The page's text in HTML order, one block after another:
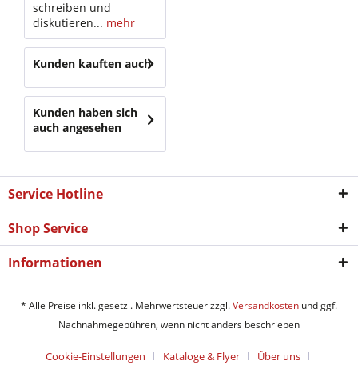
schreiben und
diskutieren... mehr
Kunden kauften auch
Kunden haben sich
auch angesehen
Service Hotline
Shop Service
Informationen
* Alle Preise inkl. gesetzl. Mehrwertsteuer zzgl.Versandkosten und ggf.
Nachnahmegebühren, wenn nicht anders beschrieben
Cookie-Einstellungen Kataloge & Flyer
Über uns